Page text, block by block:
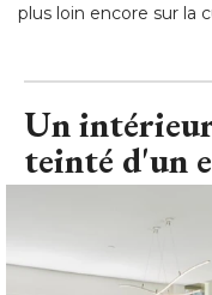
plus loin encore sur la
Un
teinté d'un